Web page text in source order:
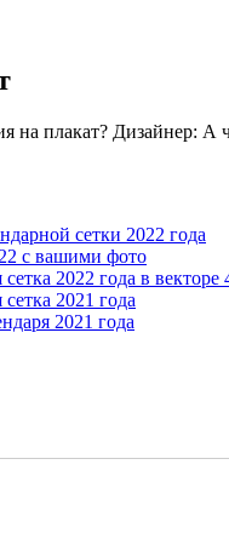
на плакат? Дизайнер:
сетки 2022 года
с вашими фото
2022 года в векторе
2021 года
2021 года